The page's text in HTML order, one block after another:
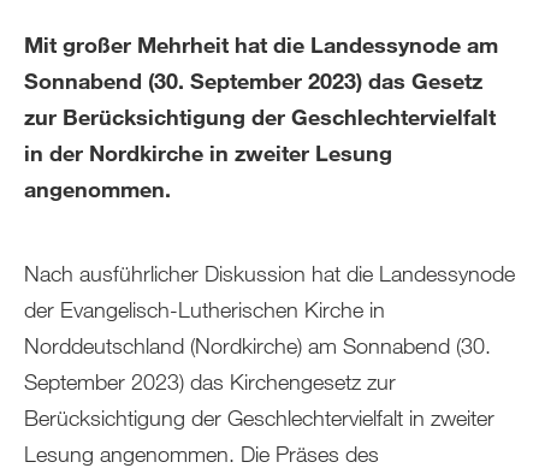
Mit großer Mehrheit hat die Landessynode am
Sonnabend (30. September 2023) das Gesetz
zur Berücksichtigung der Geschlechtervielfalt
in der Nordkirche in zweiter Lesung
angenommen.
Nach ausführlicher Diskussion hat die Landessynode
der Evangelisch-Lutherischen Kirche in
Norddeutschland (Nordkirche) am Sonnabend (30.
September 2023) das Kirchengesetz zur
Berücksichtigung der Geschlechtervielfalt in zweiter
Lesung angenommen. Die Präses des